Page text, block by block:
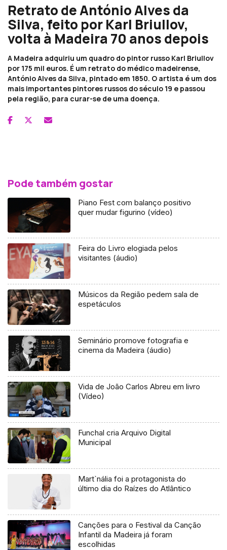
Retrato de António Alves da
Silva, feito por Karl Briullov,
volta à Madeira 70 anos depois
A Madeira adquiriu um quadro do pintor russo Karl Briullov
por 175 mil euros. É um retrato do médico madeirense,
António Alves da Silva, pintado em 1850. O artista é um dos
mais importantes pintores russos do século 19 e passou
pela região, para curar-se de uma doença.
Pode também gostar
Piano Fest com balanço positivo
quer mudar figurino (vídeo)
Feira do Livro elogiada pelos
visitantes (áudio)
Músicos da Região pedem sala de
espetáculos
Seminário promove fotografia e
cinema da Madeira (áudio)
Vida de João Carlos Abreu em livro
(Vídeo)
Funchal cria Arquivo Digital
Municipal
Mart`nália foi a protagonista do
último dia do Raízes do Atlântico
Canções para o Festival da Canção
Infantil da Madeira já foram
escolhidas